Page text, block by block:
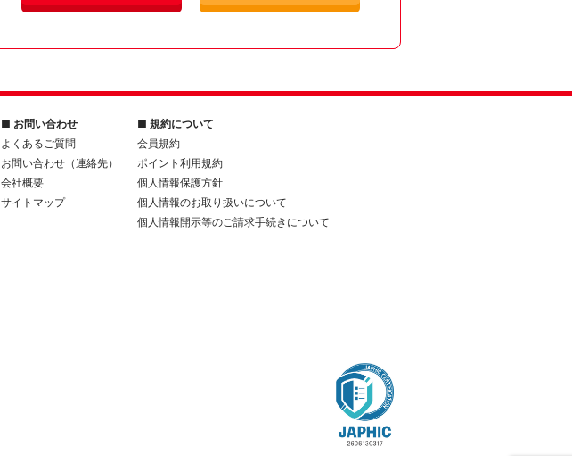
■ お問い合わせ
よくあるご質問
お問い合わせ（連絡先）
会社概要
サイトマップ
■ 規約について
会員規約
ポイント利用規約
個人情報保護方針
個人情報のお取り扱いについて
個人情報開示等のご請求手続きについて